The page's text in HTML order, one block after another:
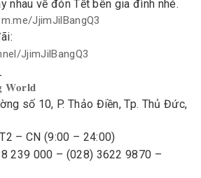
nhau về đón Tết bên gia đình nhé.
m.me/JjimJilBangQ3
JjimJilBangQ3
𝐖𝐨𝐫𝐥𝐝
số 10, P. Thảo Điền, Tp. Thủ Đức,
– CN (9:00 – 24:00)
239 000 – (028) 3622 9870 –